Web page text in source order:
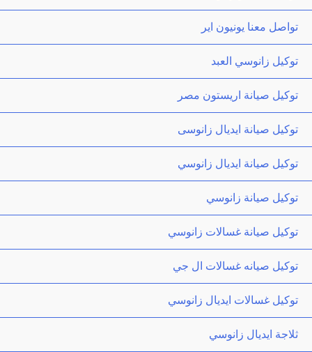
تواصل معنا يونيون اير
توكيل زانوسي العبد
توكيل صيانة اريستون مصر
توكيل صيانة ايديال زانوسى
توكيل صيانة ايديال زانوسي
توكيل صيانة زانوسي
توكيل صيانة غسالات زانوسي
توكيل صيانه غسالات ال جي
توكيل غسالات ايديال زانوسي
ثلاجة ايديال زانوسي